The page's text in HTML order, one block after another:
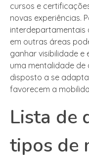
cursos e
novas experiências.
interdepartamentais
em outras áreas
ganhar visibilidade e
uma mentalidade
disposto a se
favorecem a
Lista de
tipos de